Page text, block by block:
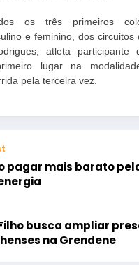
os três primeiros
e feminino, dos
atleta participante
lugar na
pela terceira vez.
pagar mais barato
busca ampliar
na Grendene